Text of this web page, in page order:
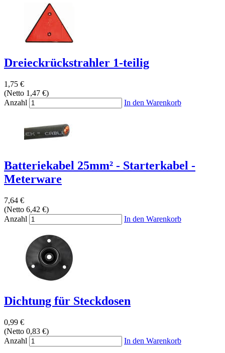
Dreieckrückstrahler 1-teilig
1,75 €
(Netto 1,47 €)
Anzahl
In den Warenkorb
Batteriekabel 25mm² - Starterkabel -
Meterware
7,64 €
(Netto 6,42 €)
Anzahl
In den Warenkorb
Dichtung für Steckdosen
0,99 €
(Netto 0,83 €)
Anzahl
In den Warenkorb